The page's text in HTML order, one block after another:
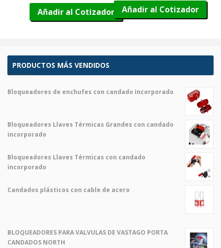
Añadir al Cotizador Añadir al Cotizador
PRODUCTOS MÁS VENDIDOS
Bloqueadores de enchufes con candado incorporado
original
era:
$ 2,00.
actual
es:
$ 1,00.
Bloqueadores Llaves Térmicas Grandes con candado
incorporado
precio
original
precio
actual
Bloqueadores Llaves Térmicas con candado
incorporado
precio
precio
Candados plásticos con cable de acero
era:
$ 2,00.
es:
$ 1,00.
BLOQUEADORES PARA VALVULAS DE VASTAGO PORTA
CANDADOS NORTH